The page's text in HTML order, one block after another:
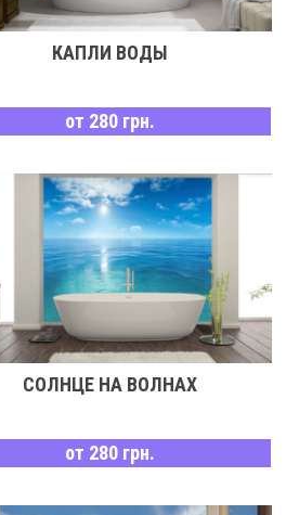
КАПЛИ ВОДЫ
от 280 грн.
СОЛНЦЕ НА ВОЛНАХ
от 280 грн.